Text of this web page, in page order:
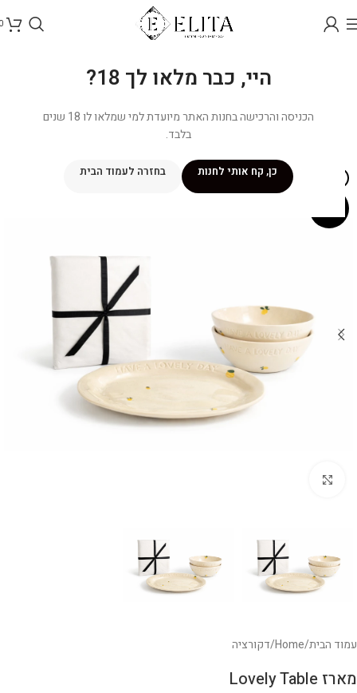
היי, כבר מלאו לך 18?
הכניסה והרכישה בחנות האתר מיועדת למי שמלאו לו 18 שנים
בלבד.
כן, קח אותי לחנות בחזרה לעמוד הבית
עמוד הבית/
Home
/דקורציה
מארז Lovely Table